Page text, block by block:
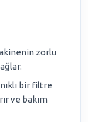
zorlu
bir filtre
ve bakım